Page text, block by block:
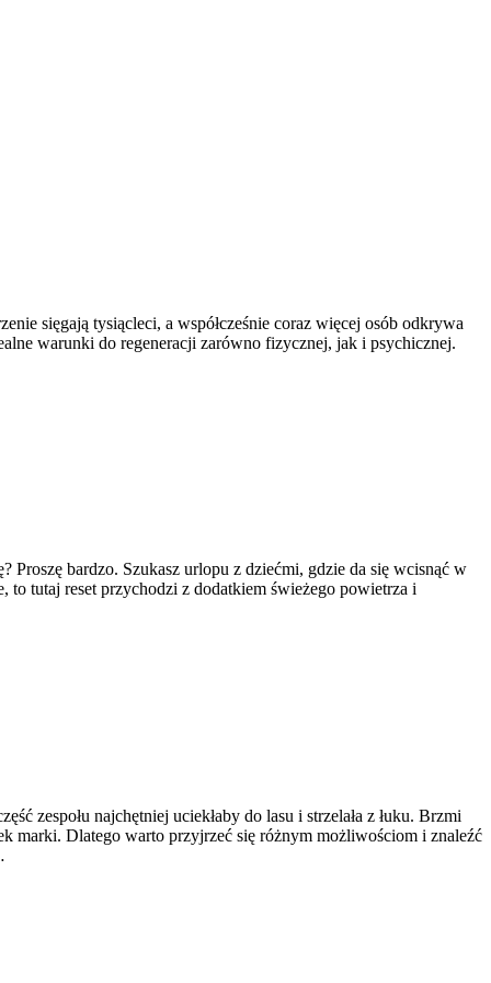
sięgają tysiącleci, a współcześnie coraz więcej osób odkrywa
warunki do regeneracji zarówno fizycznej, jak i psychicznej.
Proszę bardzo. Szukasz urlopu z dziećmi, gdzie da się wcisnąć w
tutaj reset przychodzi z dodatkiem świeżego powietrza i
zespołu najchętniej uciekłaby do lasu i strzelała z łuku. Brzmi
marki. Dlatego warto przyjrzeć się różnym możliwościom i znaleźć